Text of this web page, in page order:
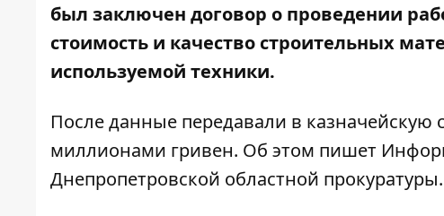
был заключен договор о проведении
стоимость и качество строительных
используемой техники.
После данные передавали в казначейскую
миллионами гривен. Об этом пишет
Днепропетровской областной прокуратуры.